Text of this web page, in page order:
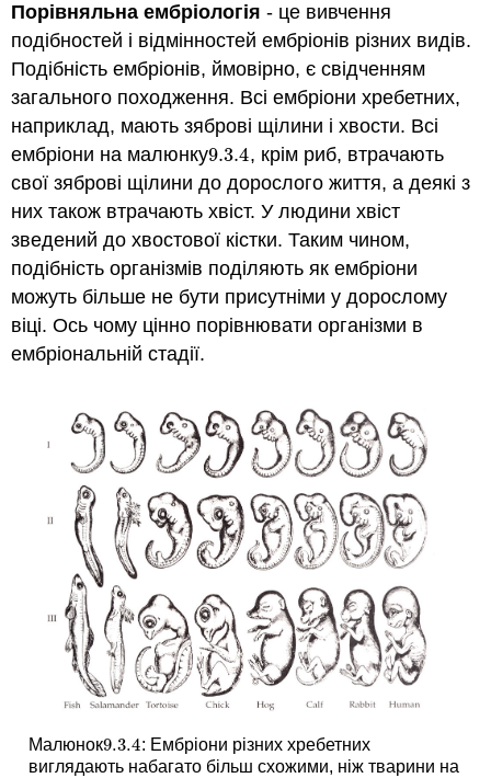
Порівняльна ембріологія - це вивчення
подібностей і відмінностей ембріонів різних видів.
Подібність ембріонів, ймовірно, є свідченням
загального походження. Всі ембріони хребетних,
наприклад, мають зяброві щілини і хвости. Всі
ембріони на малюнку9.3.4
9.3.4, крім риб, втрачають
свої зяброві щілини до дорослого життя, а деякі з
них також втрачають хвіст. У людини хвіст
зведений до хвостової кістки. Таким чином,
подібність організмів поділяють як ембріони
можуть більше не бути присутніми у дорослому
віці. Ось чому цінно порівнювати організми в
ембріональній стадії.
Малюнок9.3.4
9.3.4: Ембріони різних хребетних
виглядають набагато більш схожими, ніж тварини на